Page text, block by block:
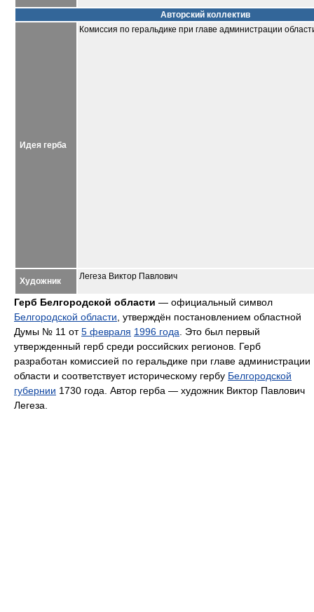
Авторский коллектив
Идея герба
Комиссия по геральдике при главе администрации
Художник Легеза Виктор Павлович
Герб Белгородской области — официальный символ
Белгородской области , утверждён постановлением областной
Думы № 11 от5 февраля 1996 года . Это был первый
утвержденный герб среди российских регионов. Герб
разработан комиссией по геральдике при главе администрации
области и соответствует историческому гербу Белгородской
губернии 1730 года. Автор герба — художник Виктор Павлович
Легеза.